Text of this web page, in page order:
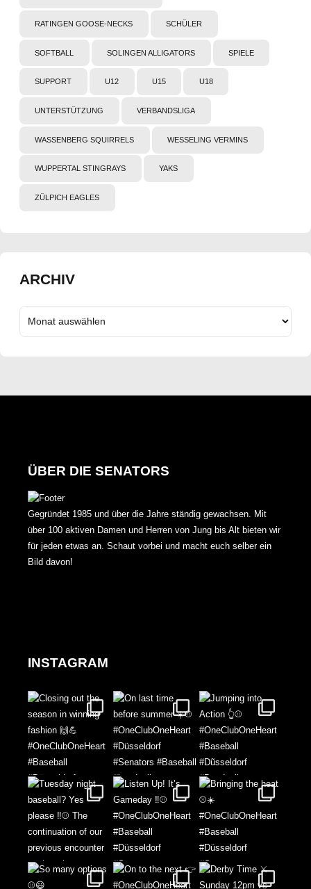
RATINGEN GOOSE-NECKS SCHÜLER
SOFTBALL SOLINGEN ALLIGATORS SPIELE
SUPPORT U12 U15 U18
UNTERSTÜTZUNG VERBANDSLIGA
WASSENBERG SQUIRRELS WESSELING VERMINS
WUPPERTAL STINGRAYS YAKS
ZÜLPICH EAGLES
ARCHIV
ÜBER DIE SENATORS
Gegründet 1985 und über die Jahre ständig gewachsen. Mit
über 100 aktiven Damen und Herren von Jung bis Alt bieten wir
für jeden etwas an. Schaut vorbei und macht euch selber ein
Bild davon!
INSTAGRAM